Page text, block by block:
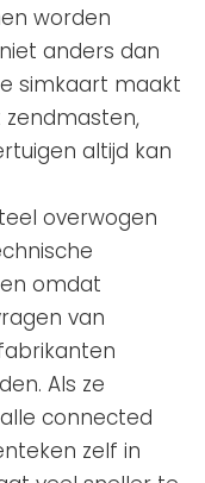
worden
anders dan
simkaart maakt
altijd kan
overwogen
omdat
van
Als ze
connected
zelf in